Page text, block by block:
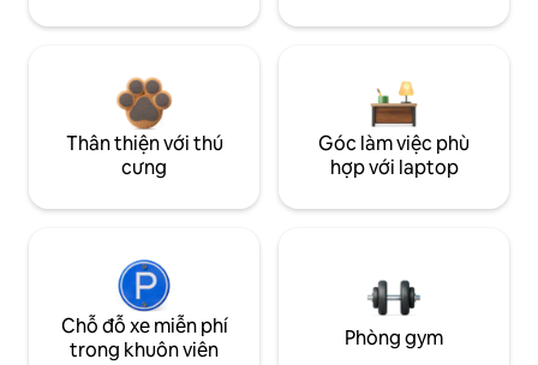
Thân thiện với thú
cưng
Góc làm việc phù
hợp với laptop
Chỗ đỗ xe miễn phí
trong khuôn viên
Phòng gym